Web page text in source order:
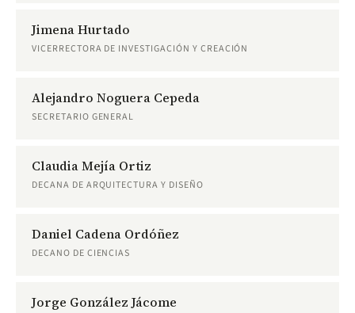
Jimena Hurtado
VICERRECTORA DE INVESTIGACIÓN Y CREACIÓN
Alejandro Noguera Cepeda
SECRETARIO GENERAL
Claudia Mejía Ortiz
DECANA DE ARQUITECTURA Y DISEÑO
Daniel Cadena Ordóñez
DECANO DE CIENCIAS
Jorge González Jácome